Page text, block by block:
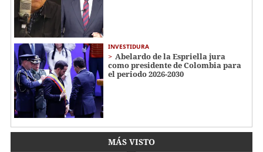
INVESTIDURA
Abelardo de la Espriella jura
como presidente de Colombia para
el periodo 2026-2030
MÁS VISTO